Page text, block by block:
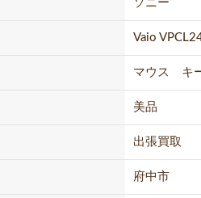
ソニー
Vaio
マウス キ
美品
出張買取
府中市